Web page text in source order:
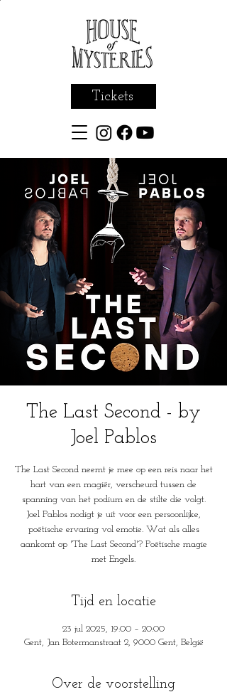
Tickets
The Last Second - by
Joel Pablos
The Last Second neemt je mee op een reis naar het
hart van een magiër, verscheurd tussen de
spanning van het podium en de stilte die volgt.
Joel Pablos nodigt je uit voor een persoonlijke,
poëtische ervaring vol emotie. Wat als alles
aankomt op 'The Last Second'? Poëtische magie
met Engels.
Tijd en locatie
23 jul 2025, 19:00 – 20:00
Gent, Jan Botermanstraat 2, 9000 Gent, België
Over de voorstelling